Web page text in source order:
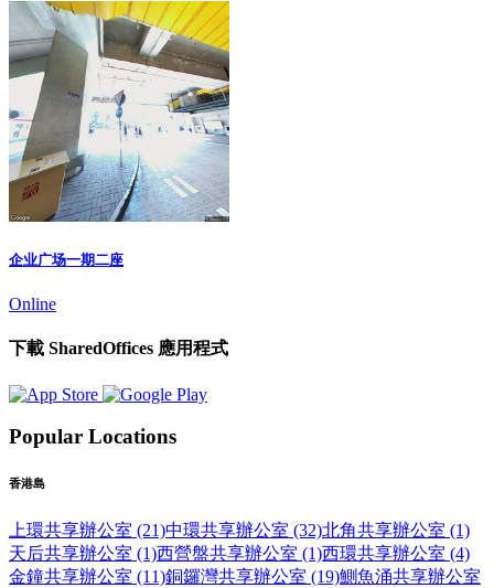
企业广场一期二座
Online
下載 SharedOffices 應用程式
Popular Locations
香港島
上環共享辦公室 (21)中環共享辦公室 (32)北角共享辦公室 (1)
天后共享辦公室 (1)西營盤共享辦公室 (1)西環共享辦公室 (4)
金鐘共享辦公室 (11)銅鑼灣共享辦公室 (19)鰂魚涌共享辦公室